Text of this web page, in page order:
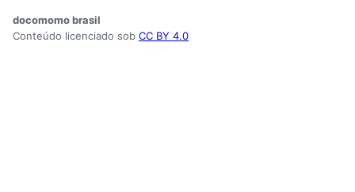
docomomo brasil
Conteúdo licenciado sob CC BY 4.0